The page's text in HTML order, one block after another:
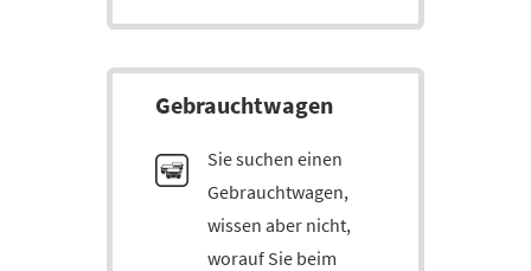
Gebraucht­wagen
Sie suchen einen
Gebrauchtwagen,
wissen aber nicht,
worauf Sie beim